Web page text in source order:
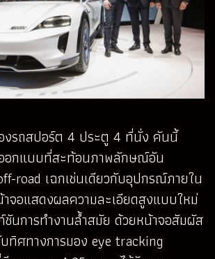
งรถสปอร์ต 4 ประตู 4 ที่นั่ง คันนี้
อกแบบที่สะท้อนภาพลักษณ์อัน
road เฉกเช่นเดียวกับอุปกรณ์ภายใน
จอแสดงผลความละเอียดสูงแบบใหม่
นการทำงานล้ำสมัย ด้วยหน้าจอสัมผัส
ทิศทางการมอง eye tracking